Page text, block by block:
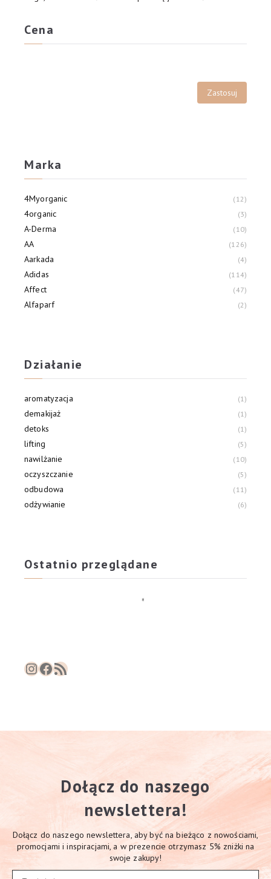
Cena
Marka
4Myorganic 12
4organic 3
A-Derma 10
AA 126
Aarkada 4
Adidas 114
Affect 47
Alfaparf 2
Działanie
aromatyzacja 1
demakijaż 1
detoks 1
lifting 5
nawilżanie 10
oczyszczanie 5
odbudowa 11
odżywianie 6
Ostatnio przeglądane
InstagramFacebook RSS Feed
Dołącz do naszego
newslettera!
Dołącz do naszego newslettera, aby być na bieżąco z nowościami,
promocjami i inspiracjami, a w prezencie otrzymasz 5% zniżki na
swoje zakupy!